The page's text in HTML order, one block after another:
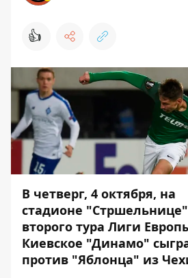
👍
В четверг, 4 октября, на
стадионе
второго тура Лиги
Киевское "Динамо"
против "Яблонца" из